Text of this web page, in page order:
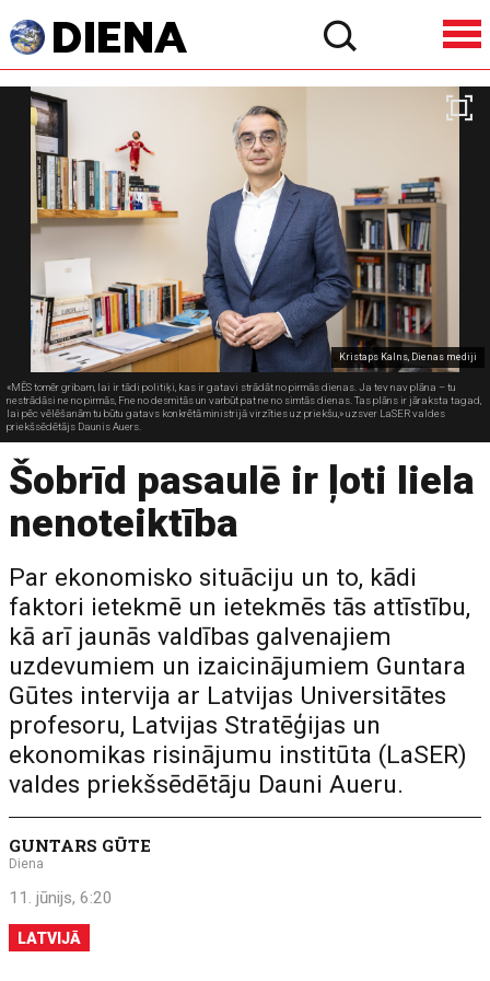
Kristaps Kalns, Dienas mediji
«MĒS tomēr gribam, lai ir tādi politiķi, kas ir gatavi strādāt no pirmās dienas. Ja tev nav plāna – tu
nestrādāsi ne no pirmās, Fne no desmitās un varbūt pat ne no simtās dienas. Tas plāns ir jāraksta tagad,
lai pēc vēlēšanām tu būtu gatavs konkrētā ministrijā virzīties uz priekšu,» uzsver LaSER valdes
priekšsēdētājs Daunis Auers.
Šobrīd pasaulē ir ļoti liela
nenoteiktība
Par ekonomisko situāciju un to, kādi
faktori ietekmē un ietekmēs tās attīstību,
kā arī jaunās valdības galvenajiem
uzdevumiem un izaicinājumiem Guntara
Gūtes intervija ar Latvijas Universitātes
profesoru, Latvijas Stratēģijas un
ekonomikas risinājumu institūta (LaSER)
valdes priekšsēdētāju Dauni Aueru.
GUNTARS GŪTE
Diena
11. jūnijs, 6:20
LATVIJĀ